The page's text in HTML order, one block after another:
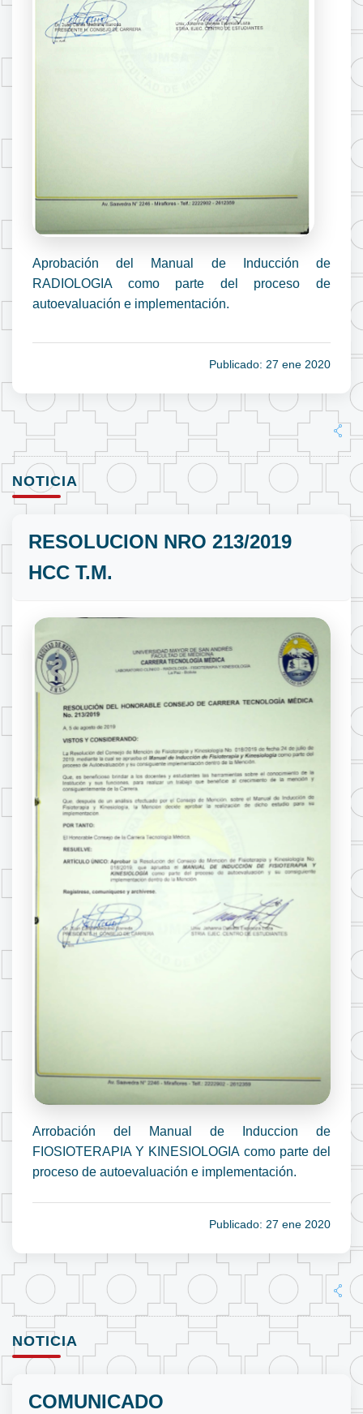
Aprobación del Manual de Inducción de
RADIOLOGIA como parte del proceso de
autoevaluación e implementación.
Publicado: 27 ene 2020
NOTICIA
RESOLUCION NRO 213/2019
HCC T.M.
Arrobación del Manual de Induccion de
FIOSIOTERAPIA Y KINESIOLOGIA como parte del
proceso de autoevaluación e implementación.
Publicado: 27 ene 2020
NOTICIA
COMUNICADO